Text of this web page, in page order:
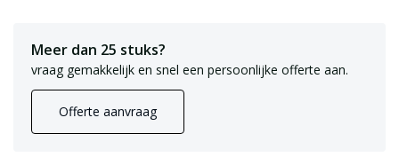
Meer dan 25 stuks?
vraag gemakkelijk en snel een persoonlijke offerte aan.
Offerte aanvraag